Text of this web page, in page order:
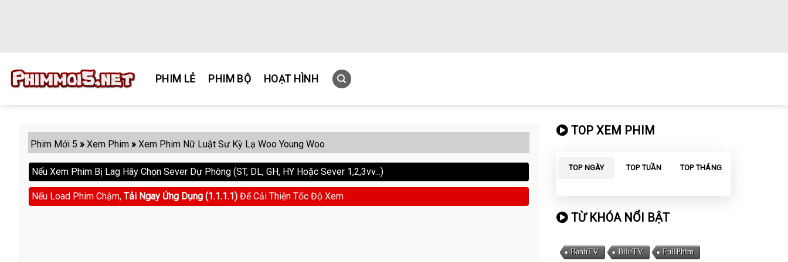
PHIM LẺ PHIM BỘ HOẠT HÌNH
Phim Mới 5 » Xem Phim » Xem Phim Nữ Luật Sư Kỳ Lạ Woo Young Woo
Nếu Xem Phim Bị Lag Hãy Chọn Sever Dự Phòng (ST, DL, GH, HY Hoặc Sever 1,2,3vv...)
Nếu Load Phim Chậm, Tải Ngay Ứng Dụng (1.1.1.1) Để Cải Thiện Tốc Độ Xem
TOP XEM PHIM
TOP NGÀY TOP TUẦN TOP THÁNG
TỪ KHÓA NỔI BẬT
BanhTV BiluTV
FullPhim